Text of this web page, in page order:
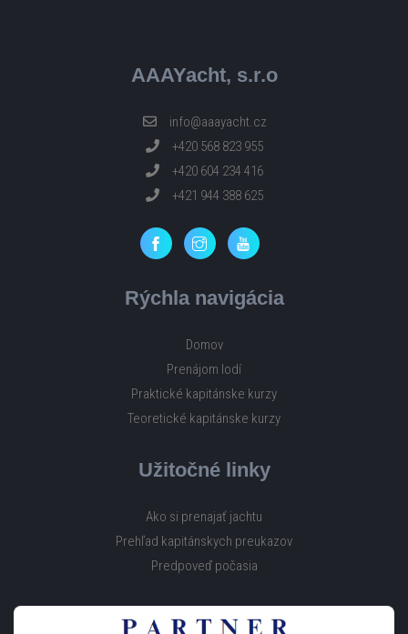
AAAYacht, s.r.o
info@aaayacht.cz
+420 568 823 955
+420 604 234 416
+421 944 388 625
Rýchla navigácia
Domov
Prenájom lodí
Praktické kapitánske kurzy
Teoretické kapitánske kurzy
Užitočné linky
Ako si prenajať jachtu
Prehľad kapitánskych preukazov
Predpoveď počasia